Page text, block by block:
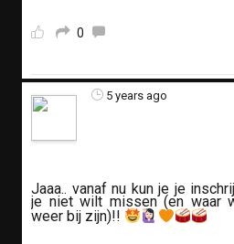
0
5 years ago
Jaaa.. vanaf nu kun je je
je niet wilt missen (en waar
weer bij zijn)!!